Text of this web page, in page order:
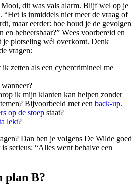
dit was vals alarm. Blijf wel op je
“Het is inmiddels niet meer de vraag of
maar eerder: hoe houd je de gevolgen
beheersbaar?” Wees voorbereid en
je plotseling wél overkomt. Denk
vragen:
ik zetten als een cybercrimineel me
ik mijn klanten kan helpen zonder
Bijvoorbeeld met een back-up.
op de stoep staat?
lekt?
Dan ben je volgens De Wilde goed
serieus: “Alles went behalve een
plan B?